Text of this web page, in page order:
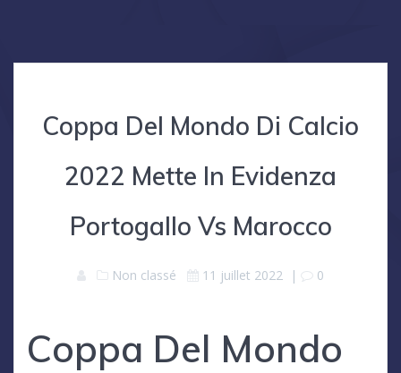
Coppa Del Mondo Di Calcio
2022 Mette In Evidenza
Portogallo Vs Marocco
Non classé 11 juillet 2022 | 0
Coppa Del Mondo